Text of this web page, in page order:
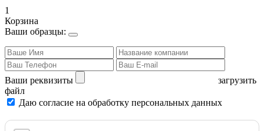
1
Корзина
Ваши образцы:
Ваши реквизиты
загрузить
файл
Даю согласие на обработку персональных данных